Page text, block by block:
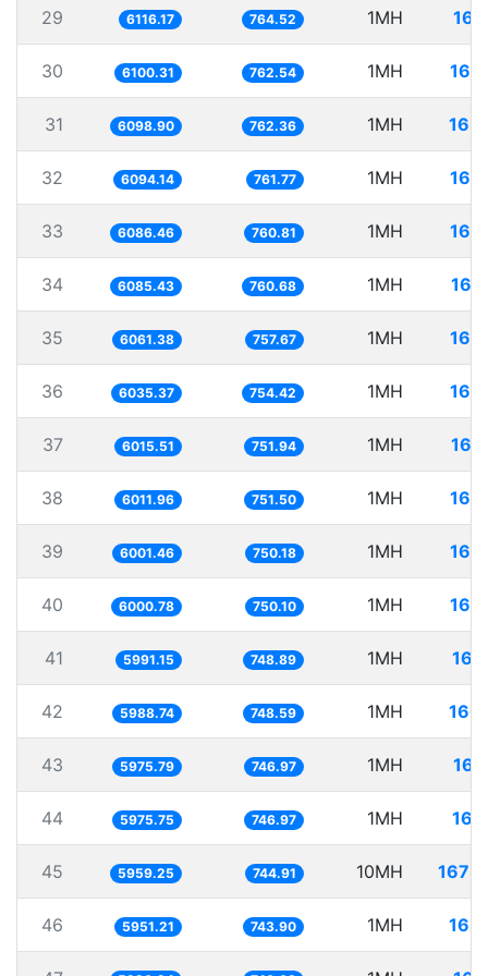
29 6116.17 764.52 1MH
30 6100.31 762.54 1MH
31 6098.90 762.36 1MH
32 6094.14 761.77 1MH
33 6086.46 760.81 1MH
34 6085.43 760.68 1MH
35 6061.38 757.67 1MH
36 6035.37 754.42 1MH
37 6015.51 751.94 1MH
38 6011.96 751.50 1MH
39 6001.46 750.18 1MH
40 6000.78 750.10 1MH
41 5991.15 748.89 1MH
42 5988.74 748.59 1MH
43 5975.79 746.97 1MH
44 5975.75 746.97 1MH
45 5959.25 744.91 10MH
46 5951.21 743.90 1MH